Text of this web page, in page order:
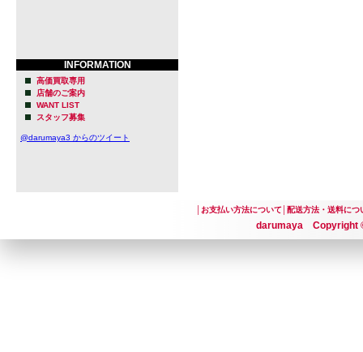
INFORMATION
高価買取専用
店舗のご案内
WANT LIST
スタッフ募集
@darumaya3 からのツイート
お支払い方法について│ 配送方法・送料につ
darumaya Copyright